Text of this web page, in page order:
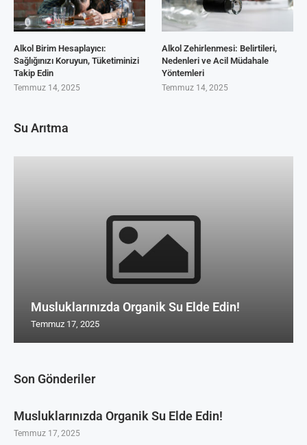
Son Gönderiler
Musluklarınızda Organik Su Elde Edin!
Temmuz 17, 2025
Alkol Birim Hesaplayıcı:
Sağlığınızı Koruyun, Tüketiminizi
Takip Edin
Temmuz 14, 2025
Alkol Zehirlenmesi: Belirtileri,
Nedenleri ve Acil Müdahale
Yöntemleri
Temmuz 14, 2025
Su Arıtma
Musluklarınızda Organik Su Elde Edin!
Temmuz 17, 2025